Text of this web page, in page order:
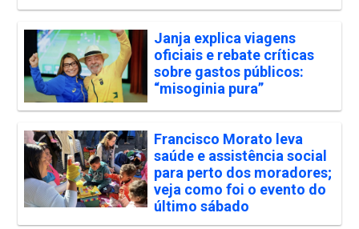
Janja explica viagens
oficiais e rebate críticas
sobre gastos públicos:
“misoginia pura”
Francisco Morato leva
saúde e assistência social
para perto dos moradores;
veja como foi o evento do
último sábado